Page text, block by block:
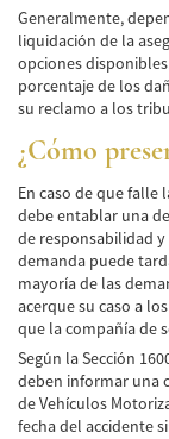
Generalmente,
liquidación de la
opciones
porcentaje de los
su reclamo a los
¿Cómo
En caso de que falle
debe entablar una
de responsabilidad
demanda puede
mayoría de las
acerque su caso a
que la compañía de
Según la Sección
deben informar una
de Vehículos
fecha del accidente